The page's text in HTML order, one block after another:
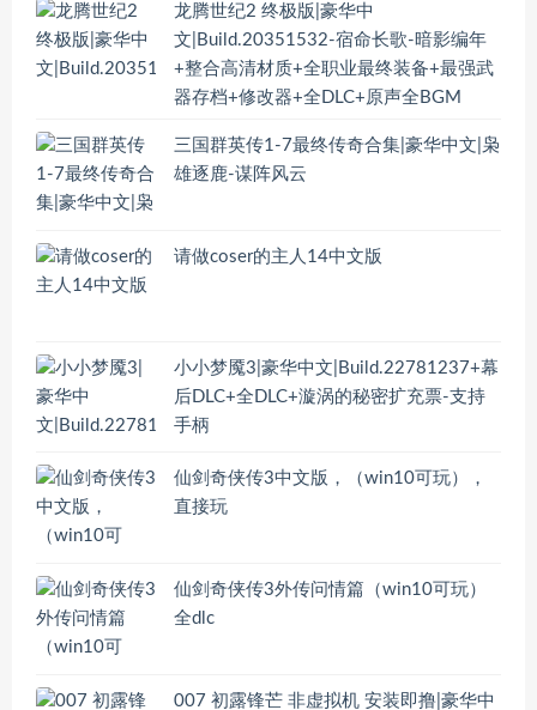
龙腾世纪2 终极版|豪华中
文|Build.20351532-宿命长歌-暗影编年
+整合高清材质+全职业最终装备+最强武
器存档+修改器+全DLC+原声全BGM
三国群英传1-7最终传奇合集|豪华中文|枭
雄逐鹿-谋阵风云
请做coser的主人14中文版
小小梦魇3|豪华中文|Build.22781237+幕
后DLC+全DLC+漩涡的秘密扩充票-支持
手柄
仙剑奇侠传3中文版，（win10可玩），
直接玩
仙剑奇侠传3外传问情篇（win10可玩）
全dlc
007 初露锋芒 非虚拟机 安装即撸|豪华中